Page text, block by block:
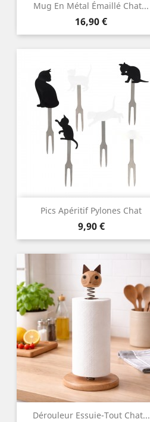
Mug En Métal Émaillé Chat...
Prix
16,90 €
Pics Apéritif Pylones Chat
Prix
9,90 €
Dérouleur Essuie-Tout Chat...